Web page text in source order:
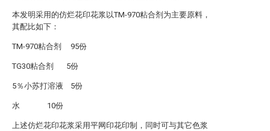
本发明采用的仿烂花印花浆以TM-970粘合剂为主要原料，
其配比如下：
TM-970粘合剂 95份
TG30粘合剂 5份
5％小苏打溶液 5份
水 10份
上述仿烂花印花浆采用平网印花印制，同时可与其它色浆